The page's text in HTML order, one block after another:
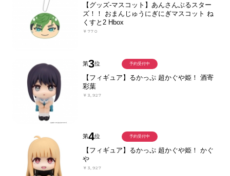
【グッズ-マスコット】あんさんぶるスター
ズ！！ おまんじゅうにぎにぎマスコット ね
くすと2 Hbox
￥770
第3位
【フィギュア】るかっぷ 超かぐや姫！ 酒寄
彩葉
￥3,927
予約受付中
第4位
【フィギュア】るかっぷ 超かぐや姫！ かぐ
や
￥3,927
予約受付中